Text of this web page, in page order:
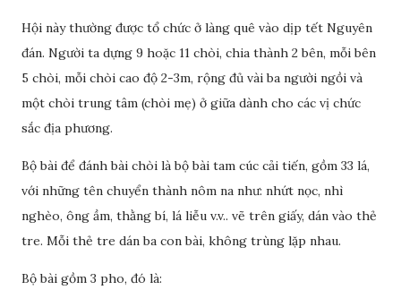
Hội này thường được tổ chức ở làng quê vào dịp tết Nguyên
đán. Người ta dựng 9 hoặc 11 chòi, chia thành 2 bên, mỗi bên
5 chòi, mỗi chòi cao độ 2-3m, rộng đủ vài ba người ngồi và
một chòi trung tâm (chòi mẹ) ở giữa dành cho các vị chức
sắc địa phương.
Bộ bài để đánh bài chòi là bộ bài tam cúc cải tiến, gồm 33 lá,
với những tên chuyển thành nôm na như: nhứt nọc, nhì
nghèo, ông ầm, thằng bí, lá liễu v.v.. vẽ trên giấy, dán vào thẻ
tre. Mỗi thẻ tre dán ba con bài, không trùng lặp nhau.
Bộ bài gồm 3 pho, đó là: